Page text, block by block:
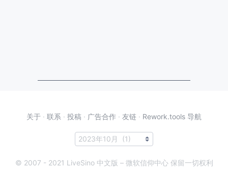
关于 · 联系 · 投稿 · 广告合作 · 友链 · Rework.tools 导航
© 2007 - 2021 LiveSino 中文版 – 微软信仰中心 保留一切权利